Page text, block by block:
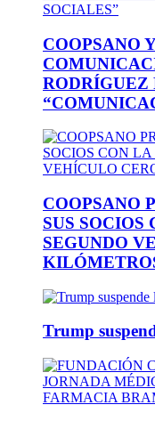
COOPSANO
COOPSANO
SUS SOCIOS
SEGUNDO
Trump